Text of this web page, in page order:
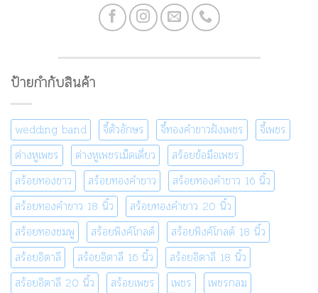
ป้ายกำกับสินค้า
wedding band จี้ตัวอักษร จี้ทองคำขาวฝังเพชร
จี้เพชร
ต่างหูเพชร
ต่างหูเพชรเม็ดเดี่ยว
สร้อยข้อมือเพชร
สร้อยทองขาว
สร้อยทองคำขาว
สร้อยทองคำขาว 16 นิ้ว
สร้อยทองคำขาว 18 นิ้ว
สร้อยทองคำขาว 20 นิ้ว
สร้อยทองชมพู
สร้อยพิงค์โกลด์
สร้อยพิงค์โกลด์ 18 นิ้ว
สร้อยอิตาลี
สร้อยอิตาลี 16 นิ้ว
สร้อยอิตาลี 18 นิ้ว
สร้อยอิตาลี 20 นิ้ว
สร้อยเพชร เพชร
เพชรกลม